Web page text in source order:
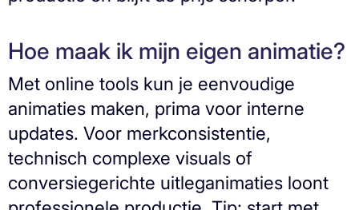
Hoe maak ik mijn eigen animatie?
Met online tools kun je eenvoudige
animaties maken, prima voor interne
updates. Voor merkconsistentie,
technisch complexe visuals of
conversiegerichte uitleganimaties loont